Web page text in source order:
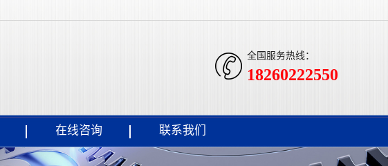
全国服务热线：
18260222550
在线咨询 联系我们